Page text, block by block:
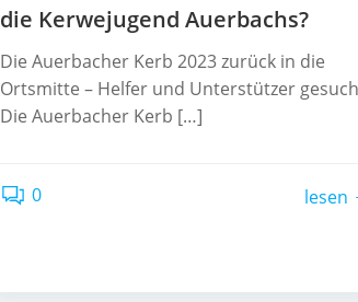
die Kerwejugend Auerbachs?
Die Auerbacher Kerb 2023 zurück in die
Ortsmitte – Helfer und Unterstützer
Die Auerbacher Kerb […]
0 lesen